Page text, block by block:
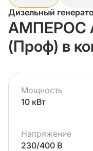
Дизельный
АМПЕРОС
(Проф) в
Мощность
10 кВт
Напряжение
230/400 В